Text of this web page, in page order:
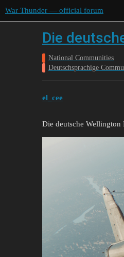
War Thunder — official forum
Die
National Communities
Deutschsprachige
el_cee
Die deutsche